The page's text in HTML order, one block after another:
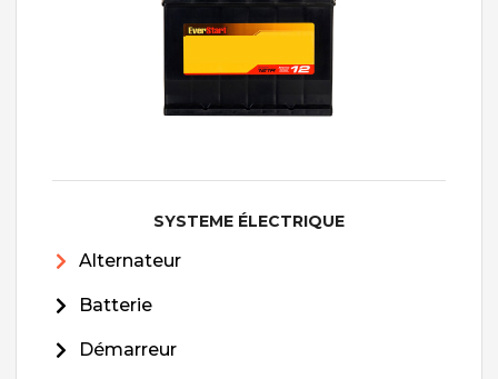
SYSTEME ÉLECTRIQUE
Alternateur
Batterie
Démarreur